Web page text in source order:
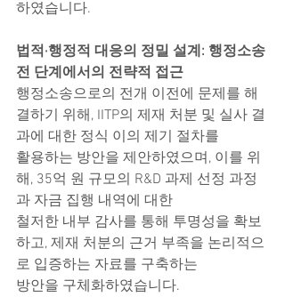
하였습니다.
법적·행정적 대응의 정밀 설계: 행정소송
전 단계에서의 전략적 접근
행정소송으로의 전개 이전에 문제를 해
결하기 위해, IITP의 제재 처분 및 실사 결
과에 대한 정식 이의 제기 절차를
활용하는 방안을 제안하였으며, 이를 위
해, 35억 원 규모의 R&D 과제 선정 과정
과 자금 집행 내역에 대한
철저한 내부 감사를 통해 투명성을 확보
하고, 제재 처분의 근거 부족을 논리적으
로 입증하는 자료를 구축하는
방안을 구체화하였습니다.